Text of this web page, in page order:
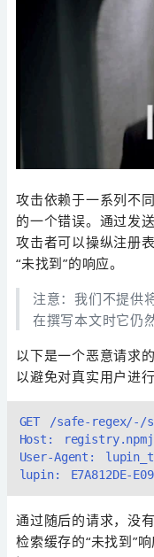
攻击依赖于一系列不
的一个错误。通过发
攻击者可以操纵注册
“未找到”的响应。
注意：我们不提供
在撰写本文时它仍
以下是一个恶意请求
以避免对真实用户进行
GET /safe-regex/-/
Host:
User-Agent:
通过随后的请求，没
检索缓存的“未找到”